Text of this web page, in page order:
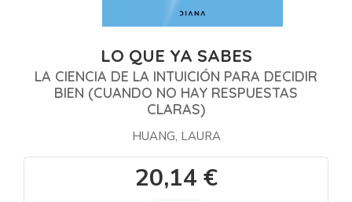
LO QUE YA SABES
LA CIENCIA DE LA INTUICIÓN PARA DECIDIR
BIEN (CUANDO NO HAY RESPUESTAS
CLARAS)
HUANG, LAURA
20,14 €